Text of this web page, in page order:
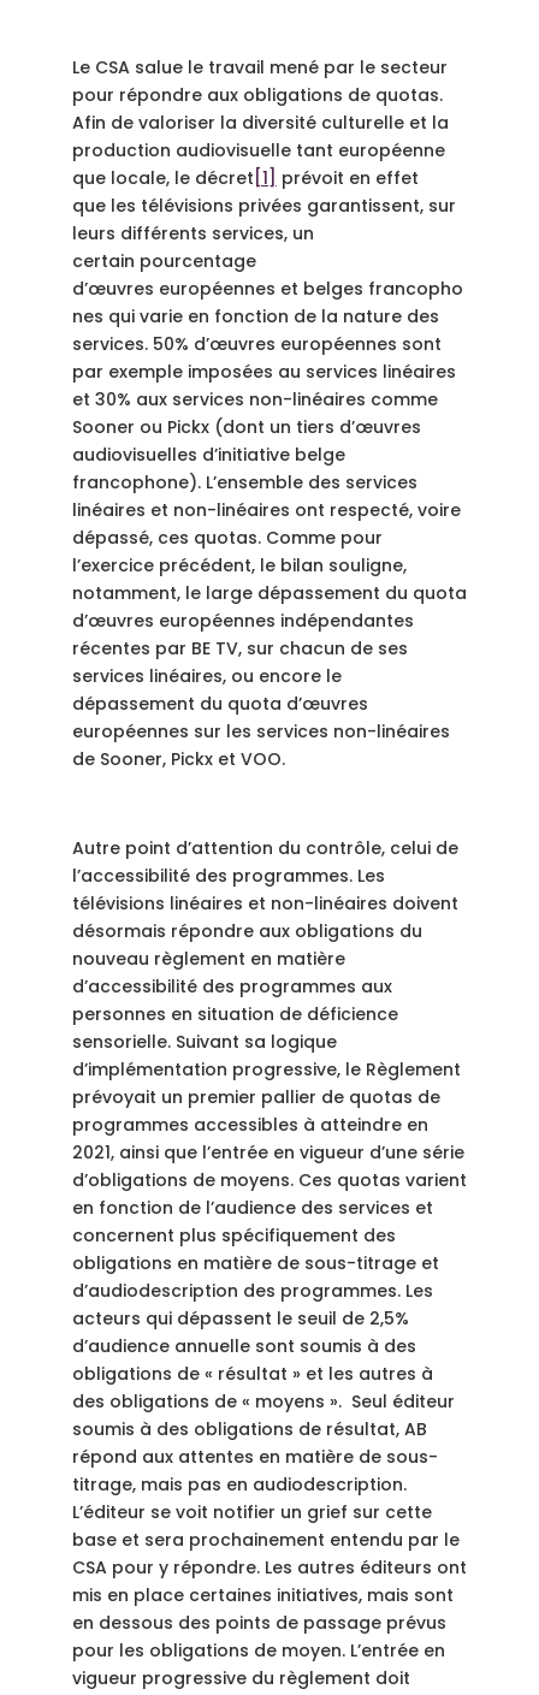
Le CSA salue le travail mené par le secteur
pour répondre aux obligations de quotas.
Afin de valoriser la diversité culturelle et la
production audiovisuelle tant européenne
que locale, le décret [1] prévoit en effet
que les télévisions privées garantissent, sur
leurs différents services, un
certain pourcentage
d’œuvres européennes et belges francopho
nes qui varie en fonction de la nature des
services. 50% d’œuvres européennes sont
par exemple imposées au services linéaires
et 30% aux services non-linéaires comme
Sooner ou Pickx (dont un tiers d’œuvres
audiovisuelles d’initiative belge
francophone). L’ensemble des services
linéaires et non-linéaires ont respecté, voire
dépassé, ces quotas. Comme pour
l’exercice précédent, le bilan souligne,
notamment, le large dépassement du quota
d’œuvres européennes indépendantes
récentes par BE TV, sur chacun de ses
services linéaires, ou encore le
dépassement du quota d’œuvres
européennes sur les services non-linéaires
de Sooner, Pickx et VOO.
Autre point d’attention du contrôle, celui de
l’accessibilité des programmes. Les
télévisions linéaires et non-linéaires doivent
désormais répondre aux obligations du
nouveau règlement en matière
d’accessibilité des programmes aux
personnes en situation de déficience
sensorielle. Suivant sa logique
d’implémentation progressive, le Règlement
prévoyait un premier pallier de quotas de
programmes accessibles à atteindre en
2021, ainsi que l’entrée en vigueur d’une série
d’obligations de moyens. Ces quotas varient
en fonction de l’audience des services et
concernent plus spécifiquement des
obligations en matière de sous-titrage et
d’audiodescription des programmes. Les
acteurs qui dépassent le seuil de 2,5%
d’audience annuelle sont soumis à des
obligations de « résultat » et les autres à
des obligations de « moyens ». Seul éditeur
soumis à des obligations de résultat, AB
répond aux attentes en matière de sous-
titrage, mais pas en audiodescription.
L’éditeur se voit notifier un grief sur cette
base et sera prochainement entendu par le
CSA pour y répondre. Les autres éditeurs ont
mis en place certaines initiatives, mais sont
en dessous des points de passage prévus
pour les obligations de moyen. L’entrée en
vigueur progressive du règlement doit